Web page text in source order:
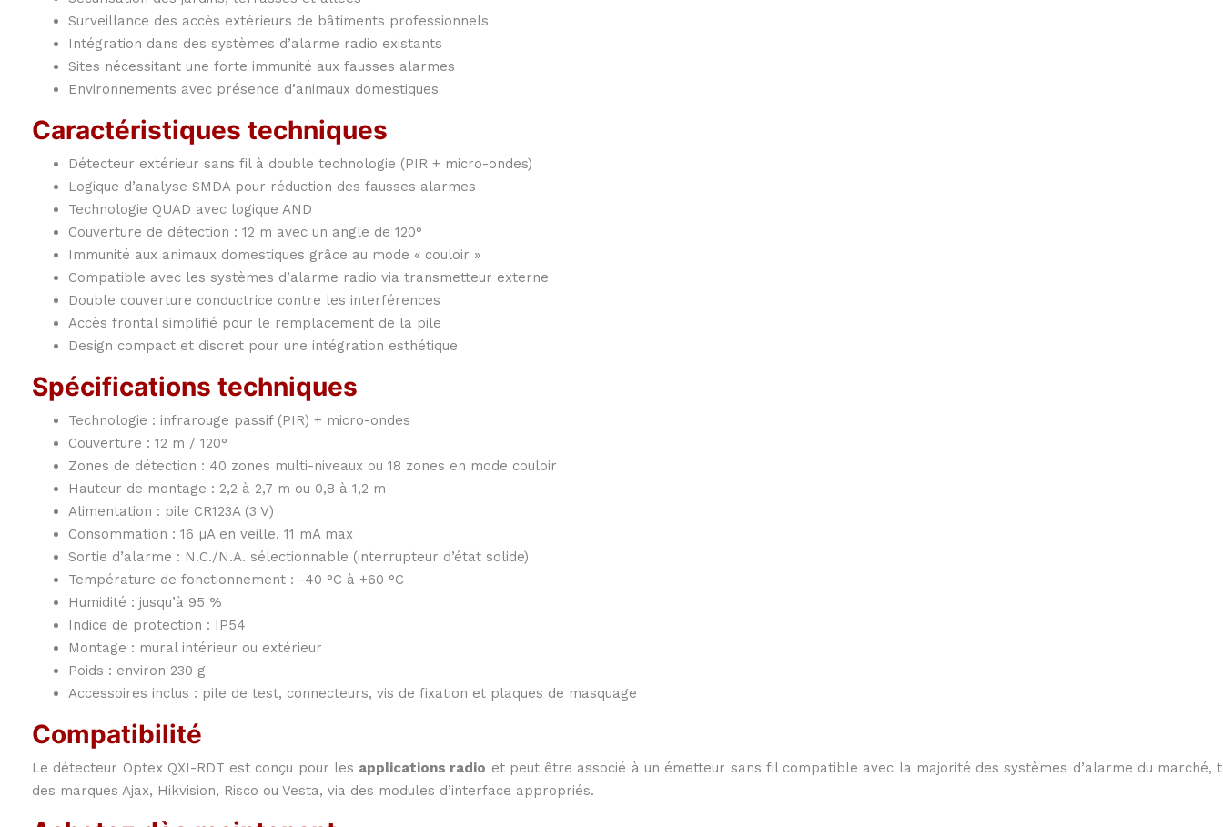
Surveillance des accès extérieurs de bâtiments professionnels
Intégration dans des systèmes d’alarme radio existants
Sites nécessitant une forte immunité aux fausses alarmes
Environnements avec présence d’animaux domestiques
Caractéristiques techniques
Détecteur extérieur sans fil à double technologie (PIR + micro-ondes)
Logique d’analyse SMDA pour réduction des fausses alarmes
Technologie QUAD avec logique AND
Couverture de détection : 12 m avec un angle de 120°
Immunité aux animaux domestiques grâce au mode « couloir »
Compatible avec les systèmes d’alarme radio via transmetteur externe
Double couverture conductrice contre les interférences
Accès frontal simplifié pour le remplacement de la pile
Design compact et discret pour une intégration esthétique
Spécifications techniques
Technologie : infrarouge passif (PIR) + micro-ondes
Couverture : 12 m / 120°
Zones de détection : 40 zones multi-niveaux ou 18 zones en mode couloir
Hauteur de montage : 2,2 à 2,7 m ou 0,8 à 1,2 m
Alimentation : pile CR123A (3 V)
Consommation : 16 µA en veille, 11 mA max
Sortie d’alarme : N.C./N.A. sélectionnable (interrupteur d’état solide)
Température de fonctionnement : -40 °C à +60 °C
Humidité : jusqu’à 95 %
Indice de protection : IP54
Montage : mural intérieur ou extérieur
Poids : environ 230 g
Accessoires inclus : pile de test, connecteurs, vis de fixation et plaques de masquage
Compatibilité
Le détecteur Optex QXI-RDT est conçu pour les applications radio et peut être associé à un émetteur sans fil compatible avec la majorité des systèmes d’alarme du marché,
des marques Ajax, Hikvision, Risco ou Vesta, via des modules d’interface appropriés.